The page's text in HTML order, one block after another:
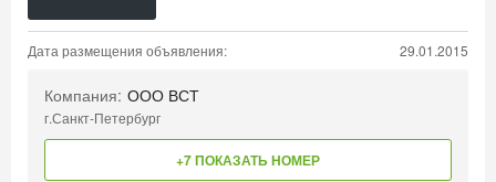
Дата размещения объявления: 29.01.2015
Компания: ООО ВСТ
г.Санкт-Петербург
+7 ПОКАЗАТЬ НОМЕР